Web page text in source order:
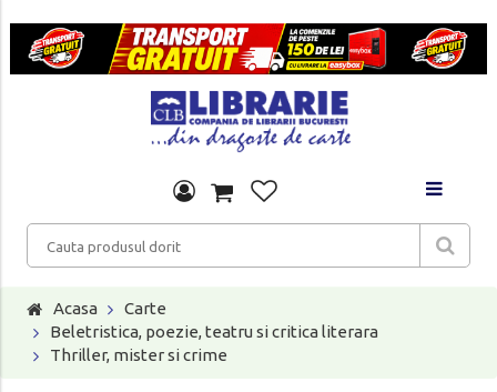
Acasa
Carte
Beletristica, poezie, teatru si critica literara
Thriller, mister si crime